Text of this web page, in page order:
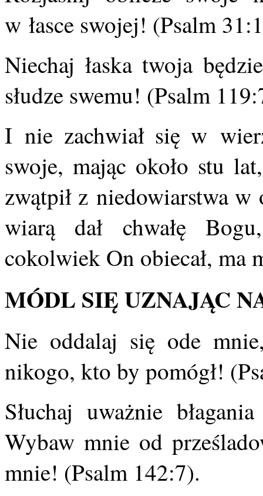
w łasce swojej! (Psalm
Niechaj łaska twoja
słudze swemu! (Psalm
I nie zachwiał się w
swoje, mając około stu
zwątpił z niedowiarstwa
wiarą dał chwałę
cokolwiek On obiecał, ma
MÓDL SIĘ UZNAJĄC
Nie oddalaj się ode
nikogo, kto by pomógł!
Słuchaj uważnie
Wybaw mnie od
mnie! (Psalm 142:7).